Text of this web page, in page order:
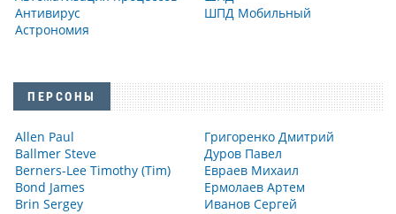
Антивирус
Астрономия
ШПД Мобильный
ПЕРСОНЫ
Allen Paul
Ballmer Steve
Berners-Lee Timothy (Tim)
Bond James
Brin Sergey
Григоренко Дмитрий
Дуров Павел
Евраев Михаил
Ермолаев Артем
Иванов Сергей